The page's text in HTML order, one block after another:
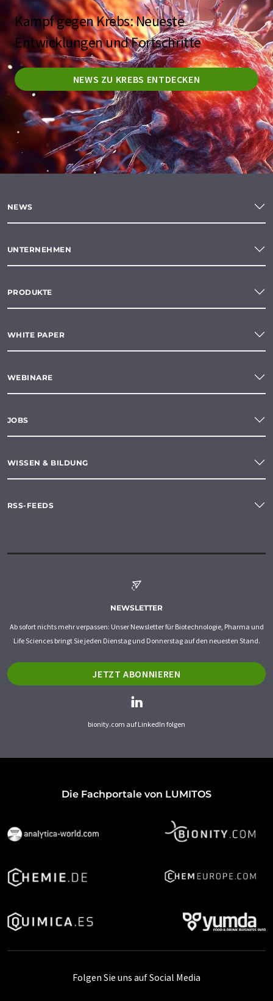
Kampf gegen Krebs: Neueste
Entwicklungen und Fortschritte
NEWS ZU KREBS ENTDECKEN
NEWS
UNTERNEHMEN
PRODUKTE
WHITE PAPER
WEBINARE
JOBS
WISSEN & BILDUNG
RSS-FEEDS
NEWSLETTER
Ab sofort nichts mehr verpassen: Unser Newsletter für Biotechnologie, Pharma und
Life Sciences bringt Sie jeden Dienstag und Donnerstag auf den neuesten Stand.
JETZT ABONNIEREN
bionity.com auf LinkedIn folgen
Die Fachportale von LUMITOS
Folgen Sie uns auf Social Media